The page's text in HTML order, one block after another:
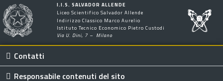
I.I.S. SALVADOR ALLENDE
Liceo Scientifico Salvador Allende
Indirizzo Classico Marco Aurelio
Istituto Tecnico Economico Pietro Custodi
Via U. Dini, 7 – Milano
Contatti
Responsabile contenuti del sito